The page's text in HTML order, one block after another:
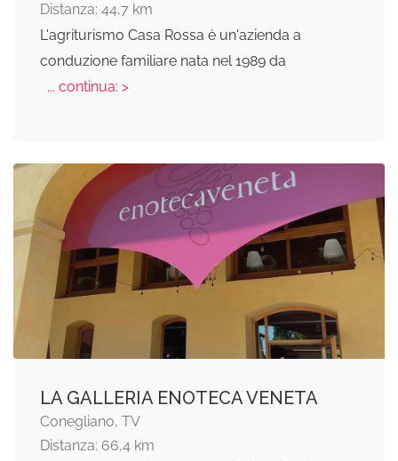
Distanza: 44,7 km
L'agriturismo Casa Rossa è un'azienda a
conduzione familiare nata nel 1989 da
... continua: >
LA GALLERIA ENOTECA VENETA
Conegliano, TV
Distanza: 66,4 km